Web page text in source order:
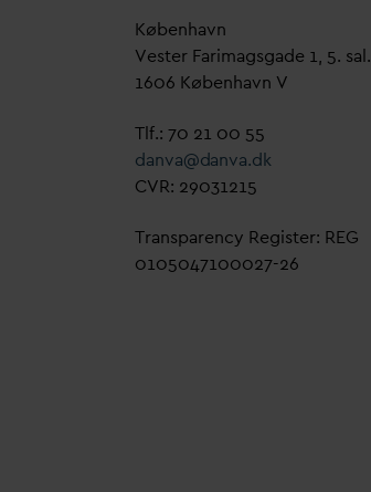
København
Vester Farimagsgade 1, 5. sal.
1606 København V
Tlf.: 70 21 00 55
danva@danva.dk
CVR: 29031215
Transparency Register: REG
0105047100027-26